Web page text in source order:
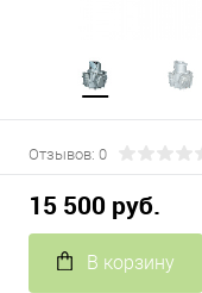
Отзывов: 0
15 500 руб.
В корзину